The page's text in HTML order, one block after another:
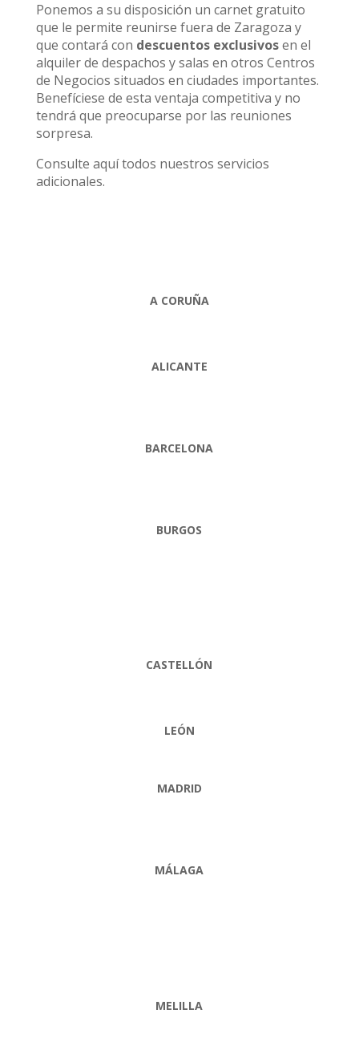
Ponemos a su disposición un carnet gratuito
que le permite reunirse fuera de Zaragoza y
que contará con descuentos exclusivosen el
alquiler de despachos y salas en otros Centros
de Negocios situados en ciudades importantes.
Benefíciese de esta ventaja competitiva y no
tendrá que preocuparse por las reuniones
sorpresa.
Consulte aquí todos nuestros servicios
adicionales.
A CORUÑA
ALICANTE
BARCELONA
BURGOS
CASTELLÓN
LEÓN
MADRID
MÁLAGA
MELILLA